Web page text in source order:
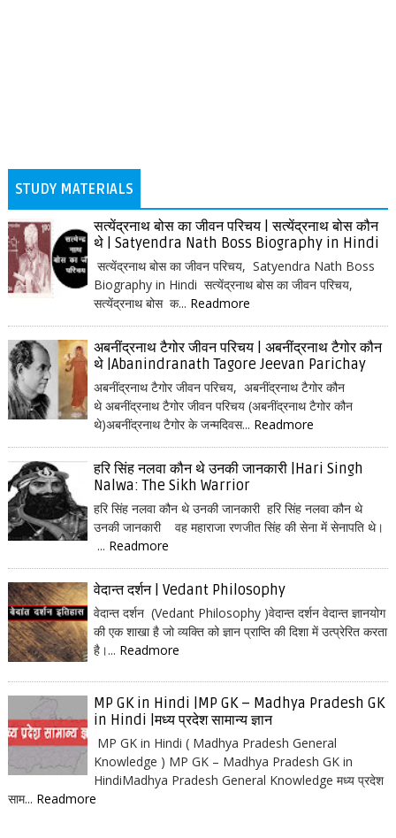
STUDY MATERIALS
सत्येंद्रनाथ बोस का जीवन परिचय | सत्येंद्रनाथ बोस कौन
थे | Satyendra Nath Boss Biography in Hindi
सत्येंद्रनाथ बोस का जीवन परिचय, Satyendra Nath Boss
Biography in Hindi सत्येंद्रनाथ बोस का जीवन परिचय,
सत्येंद्रनाथ बोस क... Readmore
अबनींद्रनाथ टैगोर जीवन परिचय | अबनींद्रनाथ टैगोर कौन
थे |Abanindranath Tagore Jeevan Parichay
अबनींद्रनाथ टैगोर जीवन परिचय, अबनींद्रनाथ टैगोर कौन
थे अबनींद्रनाथ टैगोर जीवन परिचय (अबनींद्रनाथ टैगोर कौन
थे)अबनींद्रनाथ टैगोर के जन्मदिवस... Readmore
हरि सिंह नलवा कौन थे उनकी जानकारी |Hari Singh
Nalwa: The Sikh Warrior
हरि सिंह नलवा कौन थे उनकी जानकारी हरि सिंह नलवा कौन थे
उनकी जानकारी वह महाराजा रणजीत सिंह की सेना में सेनापति थे।
... Readmore
वेदान्त दर्शन | Vedant Philosophy
वेदान्त दर्शन (Vedant Philosophy )वेदान्त दर्शन वेदान्त ज्ञानयोग
की एक शाखा है जो व्यक्ति को ज्ञान प्राप्ति की दिशा में उत्प्रेरित करता
है।... Readmore
MP GK in Hindi |MP GK – Madhya Pradesh GK
in Hindi |मध्य प्रदेश सामान्य ज्ञान
MP GK in Hindi ( Madhya Pradesh General
Knowledge ) MP GK – Madhya Pradesh GK in
HindiMadhya Pradesh General Knowledge मध्य प्रदेश
साम... Readmore